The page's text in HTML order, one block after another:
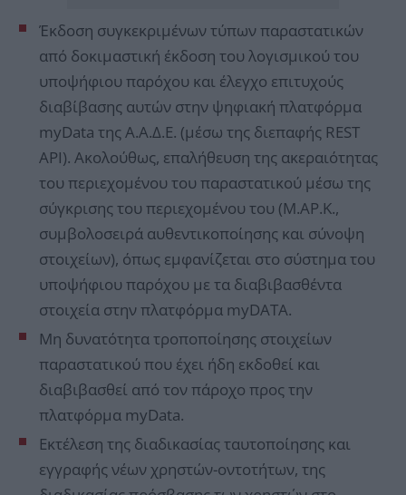
Έκδοση συγκεκριμένων τύπων παραστατικών
από δοκιμαστική έκδοση του λογισμικού του
υποψήφιου παρόχου και έλεγχο επιτυχούς
διαβίβασης αυτών στην ψηφιακή πλατφόρμα
myData της Α.Α.Δ.Ε. (μέσω της διεπαφής REST
API). Ακολούθως, επαλήθευση της ακεραιότητας
του περιεχομένου του παραστατικού μέσω της
σύγκρισης του περιεχομένου του (Μ.ΑΡ.Κ.,
συμβολοσειρά αυθεντικοποίησης και σύνοψη
στοιχείων), όπως εμφανίζεται στο σύστημα του
υποψήφιου παρόχου με τα διαβιβασθέντα
στοιχεία στην πλατφόρμα myDATA.
Μη δυνατότητα τροποποίησης στοιχείων
παραστατικού που έχει ήδη εκδοθεί και
διαβιβασθεί από τον πάροχο προς την
πλατφόρμα myData.
Εκτέλεση της διαδικασίας ταυτοποίησης και
εγγραφής νέων χρηστών-οντοτήτων, της